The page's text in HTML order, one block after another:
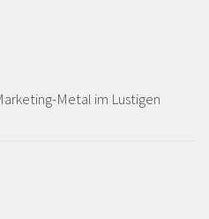
Metal im Lustigen